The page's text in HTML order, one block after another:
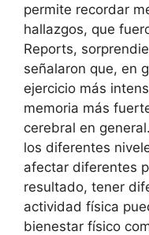
permite recordar
hallazgos, que
Reports,
señalaron que, en
ejercicio más
memoria más
cerebral en
los diferentes
afectar diferentes
resultado, tener
actividad física
bienestar físico